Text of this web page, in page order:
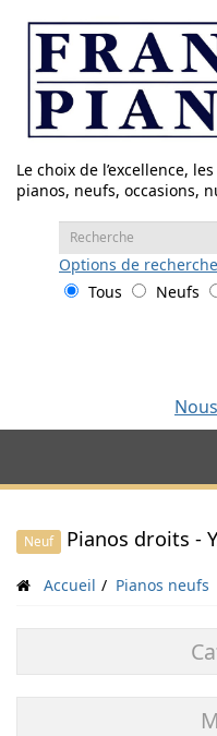
contenu
Le choix de l’excellence,
pianos, neufs, occasions,
Recherche
:
Options de recherche
Tous
Neufs
Neuf Pianos droits -
Accueil Pianos neufs